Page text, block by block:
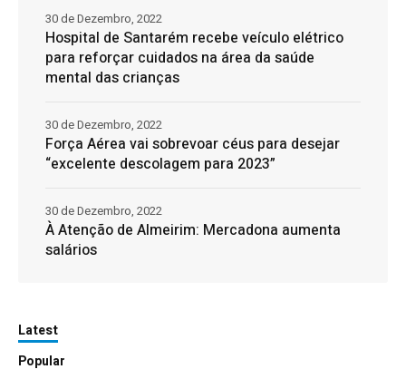
Hospital de Santarém recebe veículo elétrico
para reforçar cuidados na área da saúde
mental das crianças
30 de Dezembro, 2022
Força Aérea vai sobrevoar céus para desejar
“excelente descolagem para 2023”
30 de Dezembro, 2022
À Atenção de Almeirim: Mercadona aumenta
salários
30 de Dezembro, 2022
Latest
Popular